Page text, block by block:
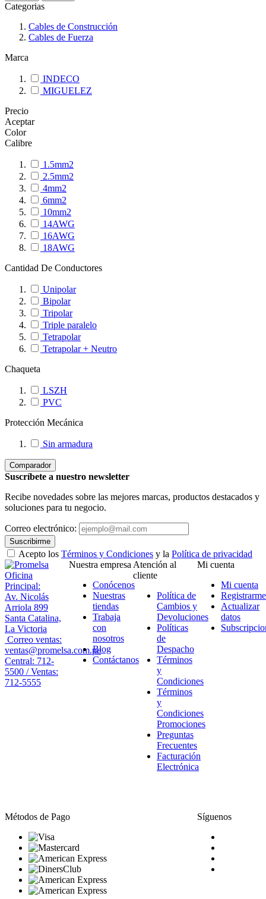
Categorias
Cables de Construcción
Cables de Fuerza
Marca
INDECO
MIGUELEZ
Precio
Aceptar
Color
Calibre
1.5mm2
2.5mm2
4mm2
6mm2
10mm2
14AWG
16AWG
18AWG
Cantidad De Conductores
Unipolar
Bipolar
Tripolar
Triple paralelo
Tetrapolar
Tetrapolar + Neutro
Chaqueta
LSZH
PVC
Protección Mecánica
Sin armadura
Comparador
Suscríbete a nuestro newsletter
Recibe novedades sobre las mejores marcas, productos destacados y
soluciones para tu negocio.
Correo electrónico:
Suscribirme
Acepto los Términos y Condiciones y la Política de privacidad
Oficina
Principal:
Av. Nicolás
Arriola 899
Santa Catalina,
La Victoria
Correo ventas:
ventas@promelsa.com.pe
Central: 712-
5500 / Ventas:
712-5555
Nuestra empresa
Conócenos
Nuestras
tiendas
Trabaja
con
nosotros
Blog
Contáctanos
Atención al
cliente
Política de
Cambios y
Devoluciones
Políticas
de
Despacho
Términos
y
Condiciones
Términos
y
Condiciones
Promociones
Preguntas
Frecuentes
Facturación
Electrónica
Mi cuenta
Mi cuenta
Registrarme
Actualizar
datos
Métodos de Pago Síguenos